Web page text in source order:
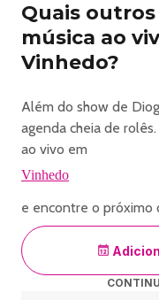
Quais
música ao
Vinhedo?
Além do show de
agenda cheia de
ao vivo em
Vinhedo
e encontre o próximo